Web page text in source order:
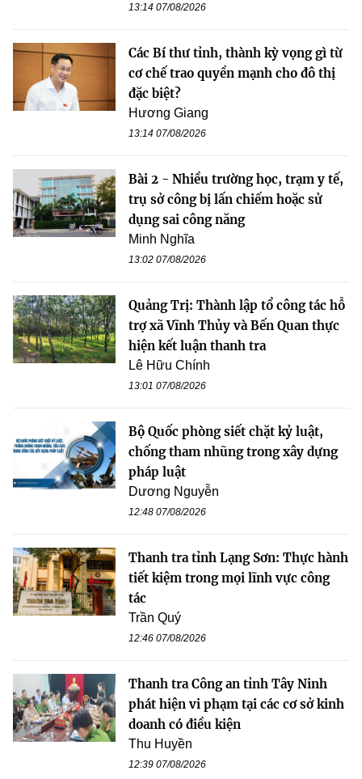
13:14 07/08/2026
Các Bí thư tỉnh, thành kỳ vọng gì từ
cơ chế trao quyền mạnh cho đô thị
đặc biệt?
Hương Giang
13:14 07/08/2026
Bài 2 - Nhiều trường học, trạm y tế,
trụ sở công bị lấn chiếm hoặc sử
dụng sai công năng
Minh Nghĩa
13:02 07/08/2026
Quảng Trị: Thành lập tổ công tác hỗ
trợ xã Vĩnh Thủy và Bến Quan thực
hiện kết luận thanh tra
Lê Hữu Chính
13:01 07/08/2026
Bộ Quốc phòng siết chặt kỷ luật,
chống tham nhũng trong xây dựng
pháp luật
Dương Nguyễn
12:48 07/08/2026
Thanh tra tỉnh Lạng Sơn: Thực hành
tiết kiệm trong mọi lĩnh vực công
tác
Trần Quý
12:46 07/08/2026
Thanh tra Công an tỉnh Tây Ninh
phát hiện vi phạm tại các cơ sở kinh
doanh có điều kiện
Thu Huyền
12:39 07/08/2026